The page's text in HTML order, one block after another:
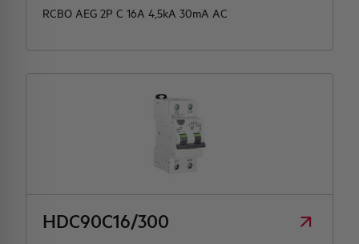
RCBO AEG 2P C 16A 4,5kA 30mA AC
HDC90C16/300